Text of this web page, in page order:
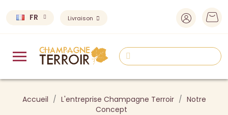
FR Livraison
Accueil L'entreprise Champagne Terroir
Notre
Concept